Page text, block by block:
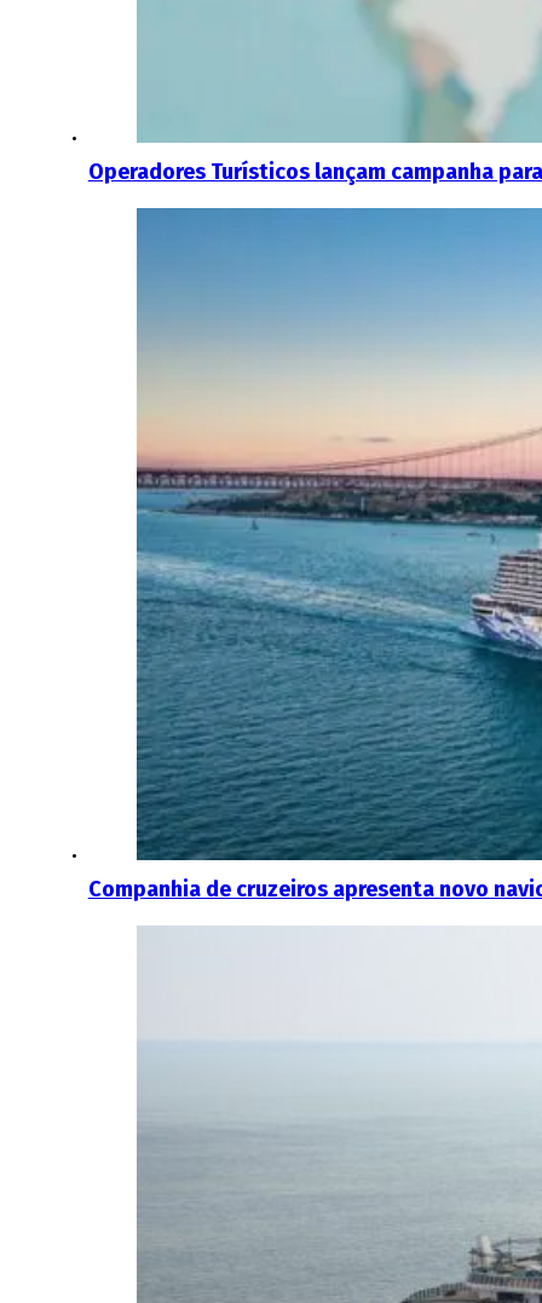
Operadores Turísticos lançam campanha
Companhia de cruzeiros apresenta novo